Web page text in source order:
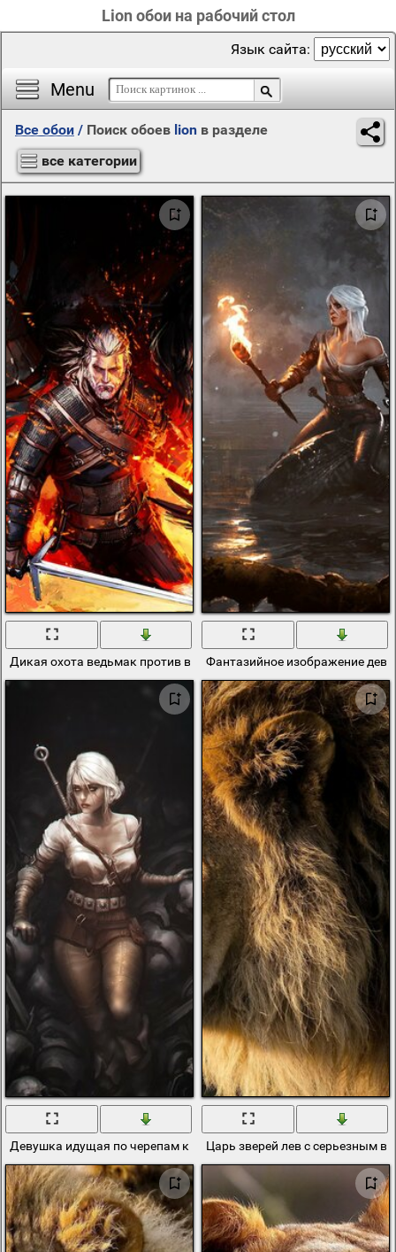
Lion обои на рабочий стол
Menu
Язык сайта:
Все обои / Поиск обоев lion в разделе
все категории
Дикая охота ведьмак против ведьмФантазийное изображение
Девушка идущая по черепам к выходуЦарь зверей лев с серьезным